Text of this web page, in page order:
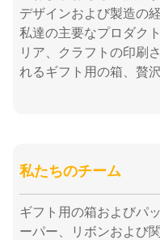
デザインおよび製造の
私達の主要なプロダク
リア、クラフトの印刷
れるギフト用の箱、贅
私たちのチーム
ギフト用の箱およびパ
ーパー、リボンおよび